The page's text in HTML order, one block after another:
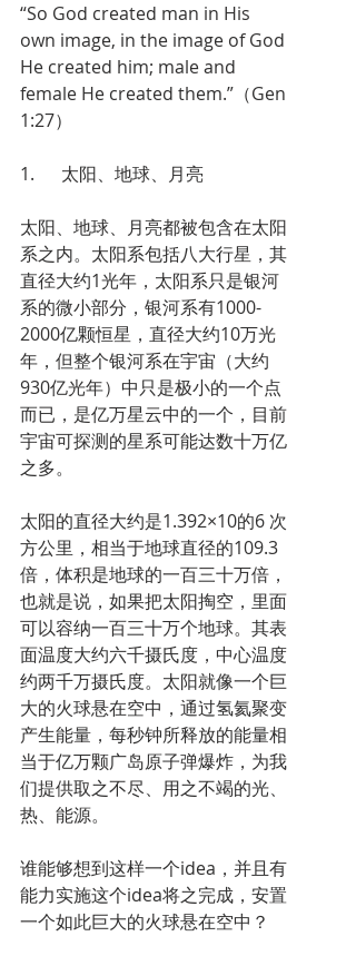
“So God created man in His
own image, in the image of God
He created him; male and
female He created them.”（Gen
1:27）
1.      太阳、地球、月亮
太阳、地球、月亮都被包含在太阳
系之内。太阳系包括八大行星，其
直径大约1光年，太阳系只是银河
系的微小部分，银河系有1000-
2000亿颗恒星，直径大约10万光
年，但整个银河系在宇宙（大约
930亿光年）中只是极小的一个点
而已，是亿万星云中的一个，目前
宇宙可探测的星系可能达数十万亿
之多。
太阳的直径大约是1.392×10的6 次
方公里，相当于地球直径的109.3
倍，体积是地球的一百三十万倍，
也就是说，如果把太阳掏空，里面
可以容纳一百三十万个地球。其表
面温度大约六千摄氏度，中心温度
约两千万摄氏度。太阳就像一个巨
大的火球悬在空中，通过氢氦聚变
产生能量，每秒钟所释放的能量相
当于亿万颗广岛原子弹爆炸，为我
们提供取之不尽、用之不竭的光、
热、能源。
谁能够想到这样一个idea，并且有
能力实施这个idea将之完成，安置
一个如此巨大的火球悬在空中？